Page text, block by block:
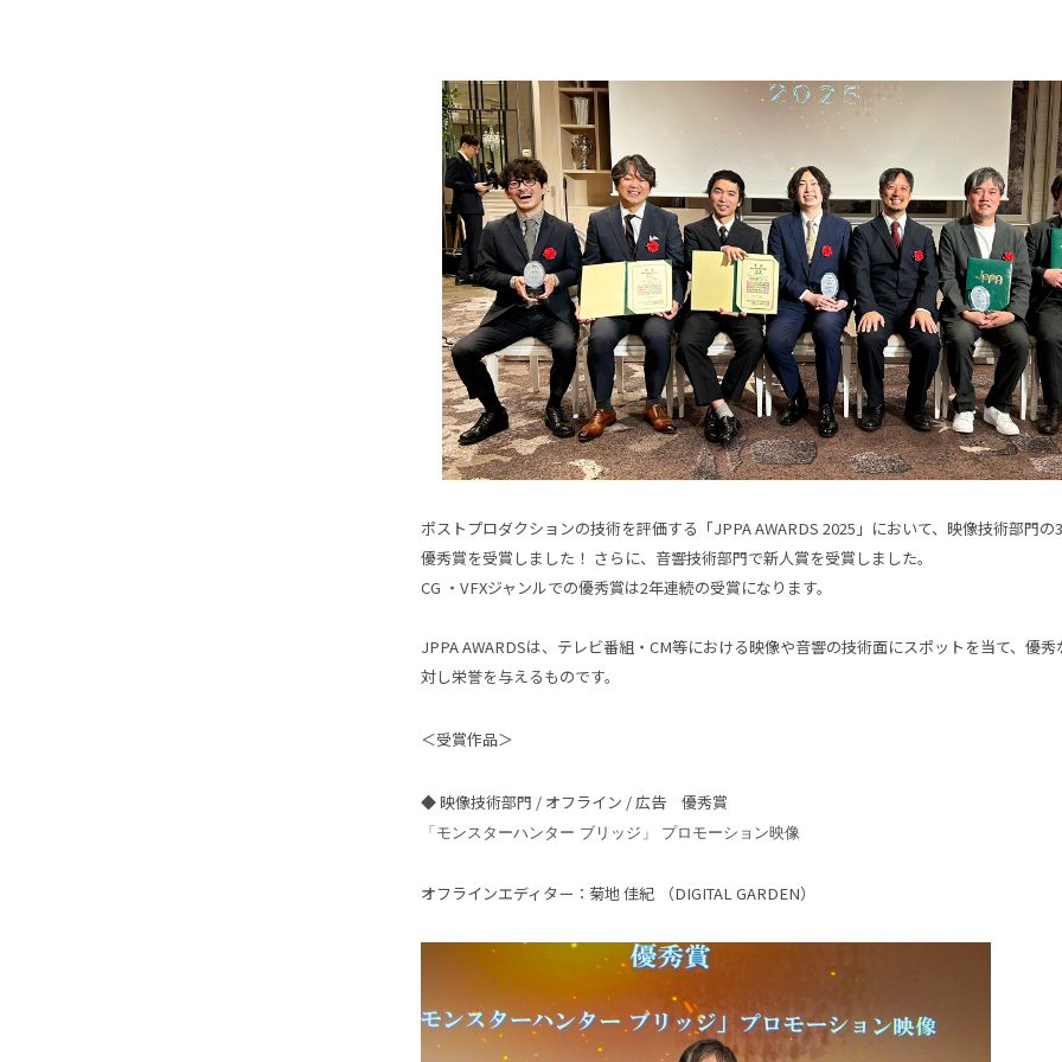
ポストプロダクションの技術を評価する「JPPA AWARDS 2025」において、映像技術部門の
優秀賞を受賞しました！ さらに、音響技術部門で新人賞を受賞しました。
CG ・VFXジャンルでの優秀賞は2年連続の受賞になります。
JPPA AWARDSは、テレビ番組・CM等における映像や音響の技術面にスポットを当て、優
対し栄誉を与えるものです。
＜受賞作品＞
◆ 映像技術部門 / オフライン / 広告 優秀賞
「モンスターハンター ブリッジ」 プロモーション映像
オフラインエディター：菊地 佳紀 （DIGITAL GARDEN）